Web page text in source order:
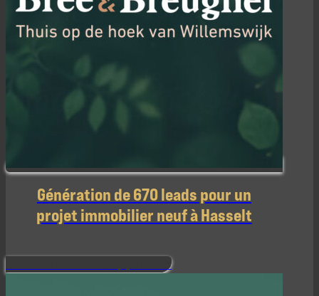
Génération de 670 leads pour un
projet immobilier neuf à Hasselt
Découvrir notre approche